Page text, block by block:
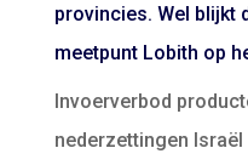
provincies. Wel blijkt
meetpunt Lobith op
Invoerverbod
nederzettingen